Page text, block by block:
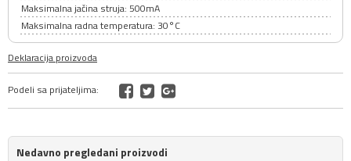
Maksimalna jačina struja: 500mA
Maksimalna radna temperatura: 30°C
Deklaracija proizvoda
Podeli sa prijateljima:
Nedavno pregledani proizvodi